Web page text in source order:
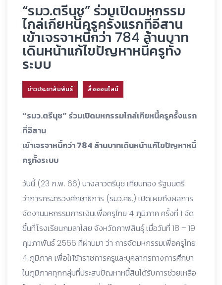
“รมว.ตรีนุช” ร่วมเปิดมหกรรม
ไกล่เกียหนี้ครูครั้งแรกที่อีสาน
เข้าเจรจาหนี้กว่า 784 ล้านบาท
เดินหน้าแก้ไขปัญหาหนี้ครูทั้ง
ระบบ
ข่าวประชาสัมพันธ์ สื่อออนไลน์
“รมว.ตรีนุช” ร่วมเปิดมหกรรมไกล่เกียหนี้ครูครั้งแรก
ที่อีสาน
เข้าเจรจาหนี้กว่า 784 ล้านบาทเดินหน้าแก้ไขปัญหาหนี้
ครูทั้งระบบ
วันนี้ (23 ก.พ. 66) นางสาวตรีนุช เทียนทอง รัฐมนตรี
ว่าการกระทรวงศึกษาธิการ (รมว.ศธ.) เปิดเผยถึงผลการ
จัดงานมหกรรมการเงินเพื่อครูไทย 4 ภูมิภาค ครั้งที่ 1 จัด
ขึ้นที่โรงเรียนกมลาไสย จังหวัดกาฬสินธุ์ เมื่อวันที่ 18 – 19
กุมภาพันธ์ 2566 ที่ผ่านมา ว่า การจัดมหกรรมเพื่อครูไทย
4 ภูมิภาค เพื่อให้ข้าราชการครูและบุคลากรทางการศึกษา
ในภูมิภาคทุกกลุ่มที่ประสบปัญหาหนี้สินได้รับการช่วยเหลือ